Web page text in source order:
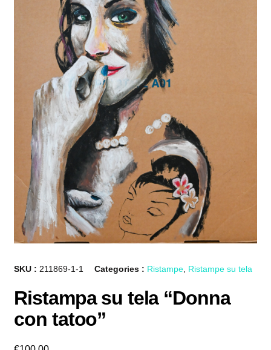
SKU : 211869-1-1 Categories : Ristampe Ristampe su tela
Ristampa su tela “Donna
con tatoo”